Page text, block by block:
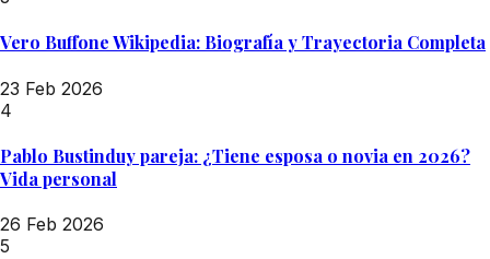
Vero Buffone Wikipedia: Biografía y Trayectoria Completa
23 Feb 2026
4
Pablo Bustinduy pareja: ¿Tiene esposa o novia en 2026?
Vida personal
26 Feb 2026
5